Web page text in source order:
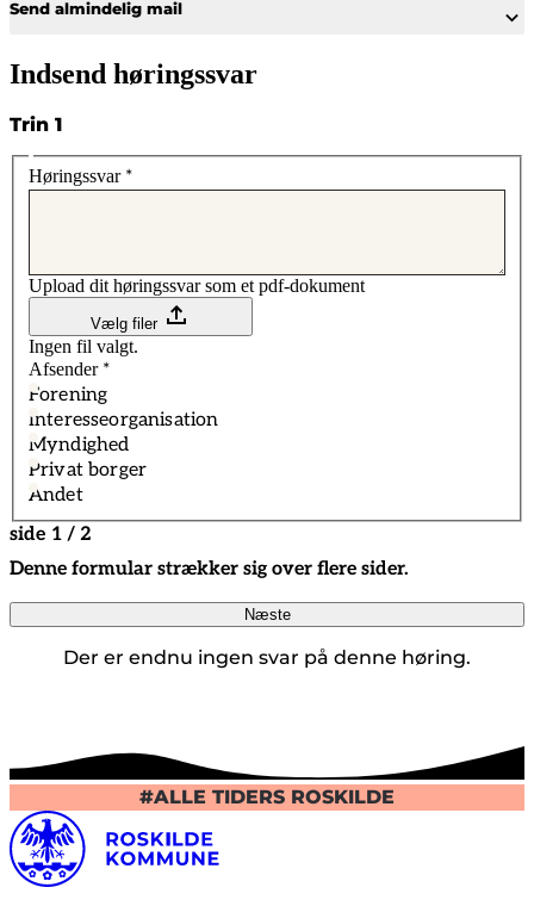
Send almindelig mail
Indsend høringssvar
Trin 1
Høringssvar *
Upload dit høringssvar som et pdf-dokument
Vælg filer
Ingen fil valgt.
Afsender *
Forening
Interesseorganisation
Myndighed
Privat borger
Andet
side 1 / 2
Denne formular strækker sig over flere sider.
Næste
Der er endnu ingen svar på denne høring.
#ALLE TIDERS ROSKILDE